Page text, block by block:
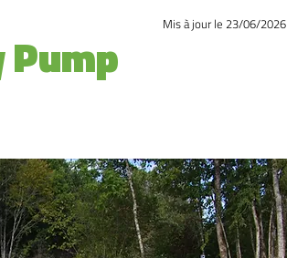
Mis à jour le 23/06/2026